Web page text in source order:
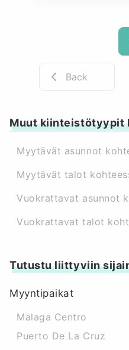
Back
Muut kiinteistötyypit
Myytävät asunnot
Myytävät talot
Vuokrattavat asunnot
Vuokrattavat talot
Tutustu liittyviin
Myyntipaikat
Malaga Centro
Puerto De La Cruz